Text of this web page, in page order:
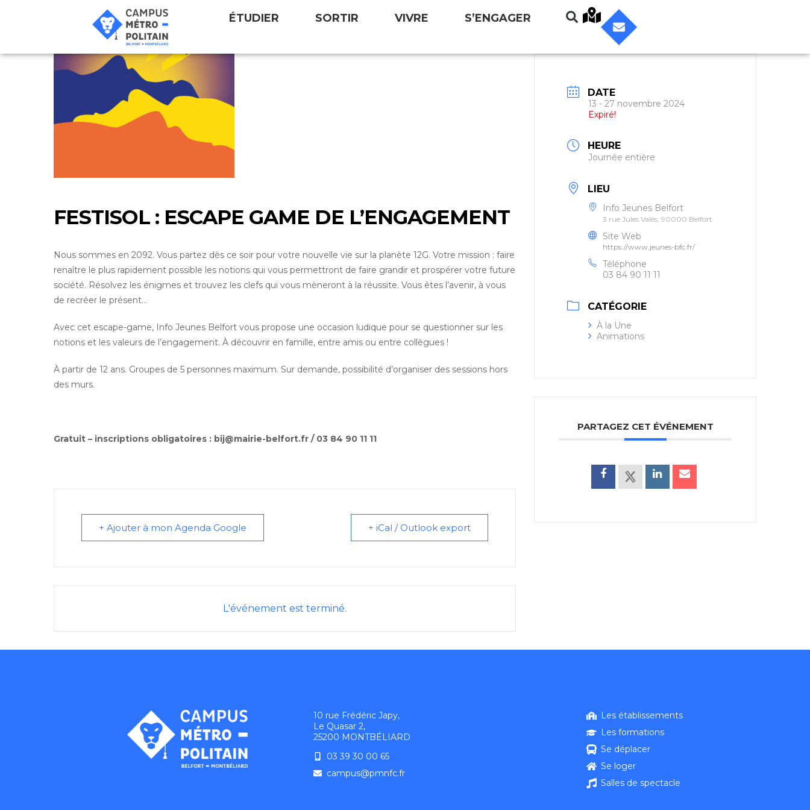
ÉTUDIER SORTIR VIVRE S’ENGAGER
FESTISOL : ESCAPE GAME DE L’ENGAGEMENT
Nous sommes en 2092. Vous partez dès ce soir pour votre nouvelle vie sur la planète 12G. Votre mission : faire
renaître le plus rapidement possible les notions qui vous permettront de faire grandir et prospérer votre future
société. Résolvez les énigmes et trouvez les clefs qui vous mèneront à la réussite. Vous êtes l’avenir, à vous
de recréer le présent…
Avec cet escape-game, Info Jeunes Belfort vous propose une occasion ludique pour se questionner sur les
notions et les valeurs de l’engagement. À découvrir en famille, entre amis ou entre collègues !
À partir de 12 ans. Groupes de 5 personnes maximum. Sur demande, possibilité d’organiser des sessions hors
des murs.
Gratuit – inscriptions obligatoires : bij@mairie-belfort.fr / 03 84 90 11 11
+ Ajouter à mon Agenda Google + iCal / Outlook export
L'événement est terminé.
DATE
13 - 27 novembre 2024
Expiré!
HEURE
Journée entière
LIEU
Info Jeunes Belfort
3 rue Jules Valès, 90000 Belfort
Site Web
https://www.jeunes-bfc.fr/
Téléphone
03 84 90 11 11
CATÉGORIE
À la Une
Animations
PARTAGEZ CET ÉVÉNEMENT
10 rue Frédéric Japy,
Le Quasar 2,
25200 MONTBÉLIARD
03 39 30 00 65
campus@pmnfc.fr
Les établissements
Les formations
Se déplacer
Se loger
Salles de spectacle